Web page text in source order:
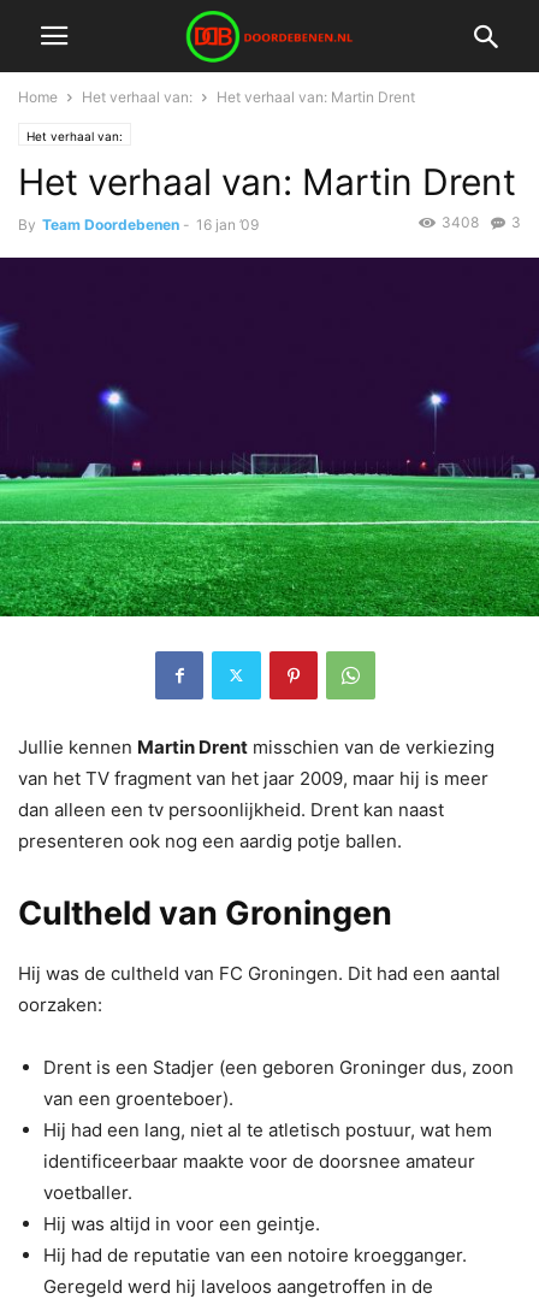
Home Het verhaal van: Het verhaal van: Martin Drent
Het verhaal van:
Het verhaal van: Martin Drent
By Team Doordebenen - 16 jan ’09 3
3408
Jullie kennen Martin Drent misschien van de verkiezing
van het TV fragment van het jaar 2009, maar hij is meer
dan alleen een tv persoonlijkheid. Drent kan naast
presenteren ook nog een aardig potje ballen.
Cultheld van Groningen
Hij was de cultheld van FC Groningen. Dit had een aantal
oorzaken:
Drent is een Stadjer (een geboren Groninger dus, zoon
van een groenteboer).
Hij had een lang, niet al te atletisch postuur, wat hem
identificeerbaar maakte voor de doorsnee amateur
voetballer.
Hij was altijd in voor een geintje.
Hij had de reputatie van een notoire kroegganger.
Geregeld werd hij laveloos aangetroffen in de